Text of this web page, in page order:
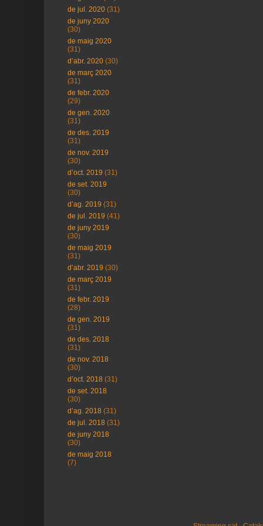
de jul. 2020 (31)
de juny 2020
(30)
de maig 2020
(31)
d’abr. 2020 (30)
de març 2020
(31)
de febr. 2020
(29)
de gen. 2020
(31)
de des. 2019
(31)
de nov. 2019
(30)
d’oct. 2019 (31)
de set. 2019
(30)
d’ag. 2019 (31)
de jul. 2019 (41)
de juny 2019
(30)
de maig 2019
(31)
d’abr. 2019 (30)
de març 2019
(31)
de febr. 2019
(28)
de gen. 2019
(31)
de des. 2018
(31)
de nov. 2018
(30)
d’oct. 2018 (31)
de set. 2018
(30)
d’ag. 2018 (31)
de jul. 2018 (31)
de juny 2018
(30)
de maig 2018
(7)